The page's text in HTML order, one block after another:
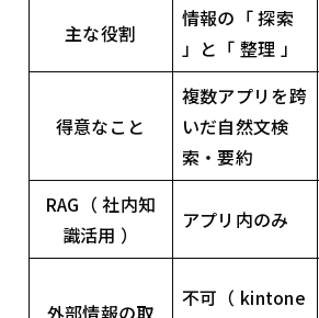
主な役割
情報の「 探索
」と「 整理 」
得意なこと
複数アプリを跨
いだ自然文検
索・要約
RAG（ 社内知
識活用 ）
アプリ内のみ
不可（ kintone